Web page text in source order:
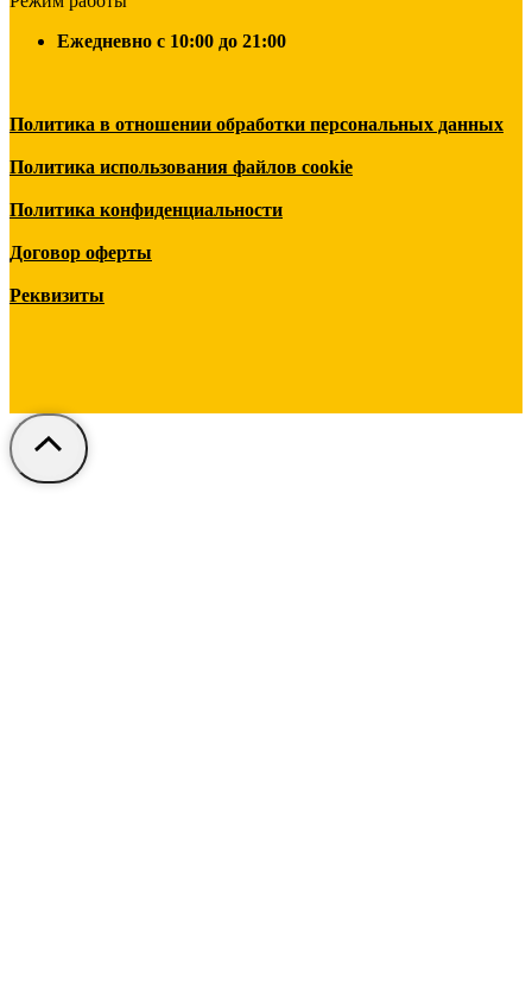
Ежедневно c 10:00 до 21:00
Политика в отношении обработки персональных данных
Политика использования файлов cookie
Политика конфиденциальности
Договор оферты
Реквизиты